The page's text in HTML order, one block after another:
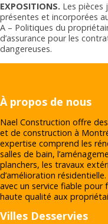
EXPOSITIONS. Les pièces
présentes et incorporées
A – Politiques du
d’assurance pour les
dangereuses.
À propos de nous
Nael Construction offre
et de construction à
expertise comprend les
salles de bain,
planchers, les travaux
d’amélioration
avec un service fiable
haute qualité aux
Villes Desservies